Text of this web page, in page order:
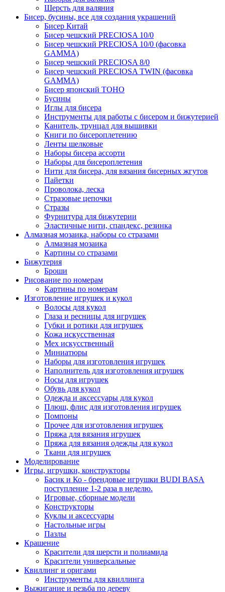
Шерсть для валяния
Бисер, бусины, все для создания украшений
Бисер Китай
Бисер чешский PRECIOSA 10/0
Бисер чешский PRECIOSA 10/0 (фасовка
GAMMA)
Бисер чешский PRECIOSA 8/0
Бисер чешский PRECIOSA TWIN (фасовка
GAMMA)
Бисер японский TOHO
Бусины
Иглы для бисера
Инструменты для работы с бисером и бижутерией
Канитель, трунцал для вышивки
Книги по бисероплетению
Ленты шелковые
Наборы бисера ассорти
Наборы для бисероплетения
Нити для бисера, для вязания бисерных жгутов
Пайетки
Проволока, леска
Стразовые цепочки
Стразы
Фурнитура для бижутерии
Эластичные нити, спандекс, резинка
Алмазная мозаика, наборы со стразами
Алмазная мозаика
Картины co стразами
Бижутерия
Броши
Рисование по номерам
Картины по номерам
Изготовление игрушек и кукол
Волосы для кукол
Глаза и ресницы для игрушек
Губки и ротики для игрушек
Кожа искусственная
Мех искусственный
Миниатюры
Наборы для изготовления игрушек
Наполнитель для изготовления игрушек
Носы для игрушек
Обувь для кукол
Одежда и аксессуары для кукол
Плюш, флис для изготовления игрушек
Помпоны
Прочее для изготовления игрушек
Пряжа для вязания игрушек
Пряжа для вязания одежды для кукол
Ткани для игрушек
Моделирование
Игры, игрушки, конструкторы
Басик и Ко - брендовые игрушки BUDI BASA
поступление 1-2 раза в неделю.
Игровые, сборные модели
Конструкторы
Куклы и аксессуары
Настольные игры
Пазлы
Крашение
Красители для шерсти и полиамида
Красители универсальные
Квиллинг и оригами
Инструменты для квиллинга
Выжигание и резьба по дереву